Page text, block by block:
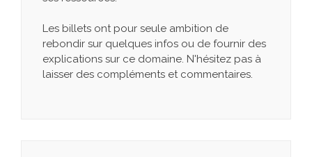
Les billets ont pour seule ambition de
rebondir sur quelques infos ou de fournir des
explications sur ce domaine. N'hésitez pas à
laisser des compléments et commentaires.